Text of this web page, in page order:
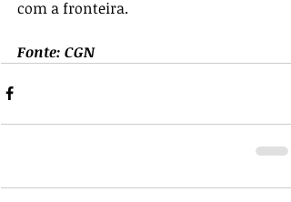
com a fronteira.
Fonte: CGN